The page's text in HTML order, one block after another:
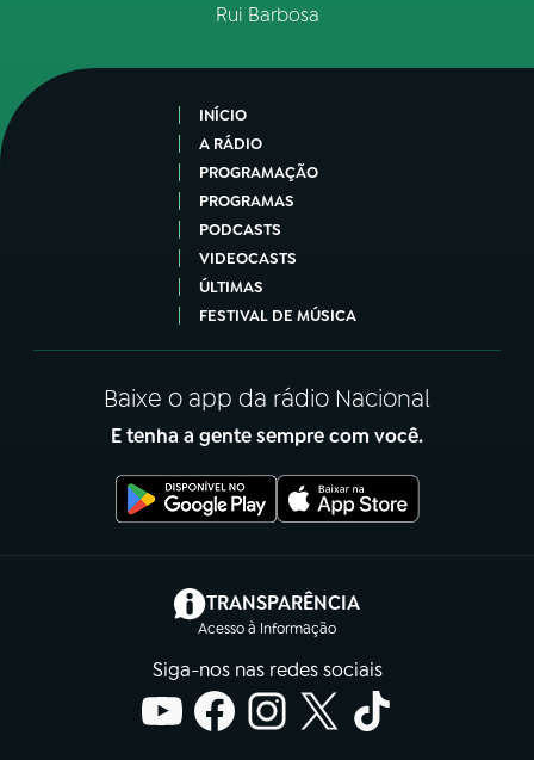
Rui Barbosa
INÍCIO
A RÁDIO
PROGRAMAÇÃO
PROGRAMAS
PODCASTS
VIDEOCASTS
ÚLTIMAS
FESTIVAL DE MÚSICA
Baixe o app da rádio Nacional
E tenha a gente sempre com você.
TRANSPARÊNCIA
Acesso à Informação
(abre em nova aba)
Siga-nos nas redes sociais